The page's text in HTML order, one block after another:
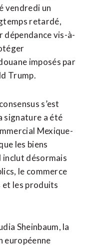
vendredi un
retardé,
dépendance vis-à-
imposés par
Trump.
s’est
signature a été
‌Mexique-
les biens
inclut désormais
le commerce
et les produits
Sheinbaum, la
européenne